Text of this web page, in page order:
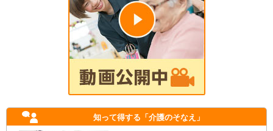
知って得する 「介護のそなえ」